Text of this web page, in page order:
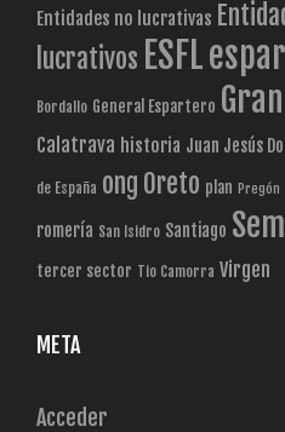
Entidades no lucrativas
lucrativos ESFL
Bordallo General Espartero
Calatrava historia Juan Jesús
de España ong Oreto plan Pregón
romería San Isidro Santiago
tercer sector Tio Camorra Virgen
META
Acceder